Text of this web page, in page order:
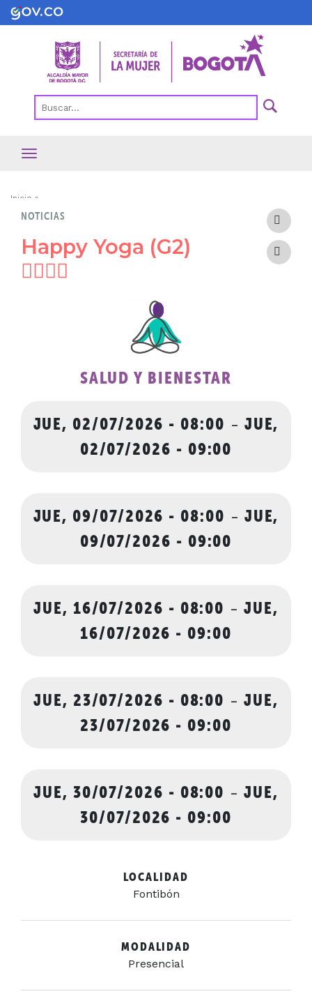
Pasar
al
Ruta
de
navegación
Inicio
NOTICIAS
Happy Yoga (G2)
🧘🏻‍♀️✨
SALUD Y BIENESTAR
JUE, 02/07/2026 - 08:00 - JUE,
02/07/2026 - 09:00
JUE, 09/07/2026 - 08:00 - JUE,
09/07/2026 - 09:00
JUE, 16/07/2026 - 08:00 -JUE,
16/07/2026 - 09:00
JUE, 23/07/2026 - 08:00 -JUE,
23/07/2026 - 09:00
JUE, 30/07/2026 - 08:00 -JUE,
30/07/2026 - 09:00
LOCALIDAD
Fontibón
MODALIDAD
Presencial